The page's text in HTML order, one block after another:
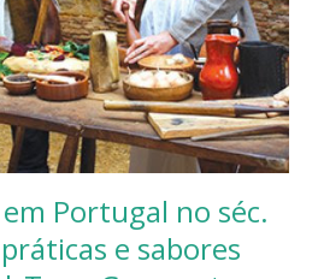
deixa de ser principal fonte de
e a domesticação dos
aldeias ou comunidades
perímetro geográfico. Os
lo...
Portugal no séc.
e sabores